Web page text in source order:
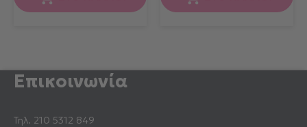
Επικοινωνία
Τηλ. 210 5312 849